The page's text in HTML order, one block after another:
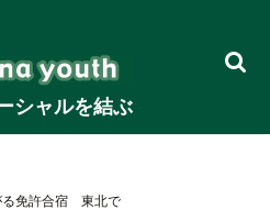
シャルを結ぶ
る免許合宿 東北で